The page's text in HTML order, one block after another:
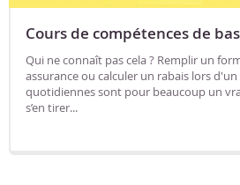
Cours de compétences de
Qui ne connaît pas cela ? Remplir un
assurance ou calculer un rabais lors d'un
quotidiennes sont pour beaucoup un
s’en tirer...